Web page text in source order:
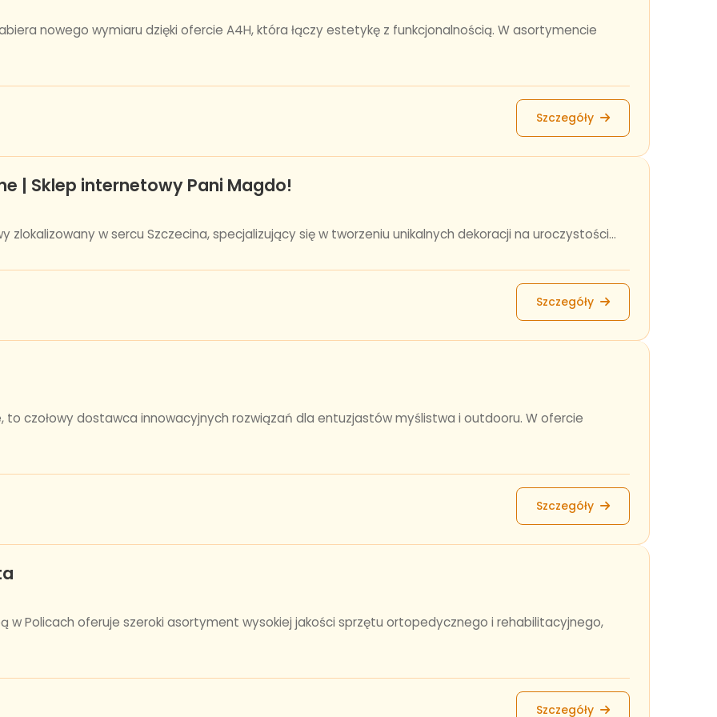
nowego wymiaru dzięki ofercie A4H, która łączy estetykę z funkcjonalnością. W asortymencie
Szczegóły
| Sklep internetowy Pani Magdo!
w sercu Szczecina, specjalizujący się w tworzeniu unikalnych dekoracji na uroczystości...
Szczegóły
to czołowy dostawca innowacyjnych rozwiązań dla entuzjastów myślistwa i outdooru. W ofercie
Szczegóły
w Policach oferuje szeroki asortyment wysokiej jakości sprzętu ortopedycznego i rehabilitacyjnego,
Szczegóły